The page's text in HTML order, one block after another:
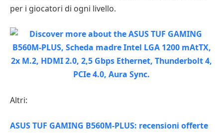
per i giocatori di ogni livello.
Altri:
ASUS TUF GAMING B560M-PLUS: recensioni offerte